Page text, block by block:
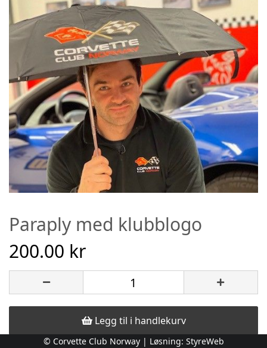
Paraply med klubblogo
200.00 kr
Legg til i handlekurv
© Corvette Club Norway | Løsning: StyreWeb